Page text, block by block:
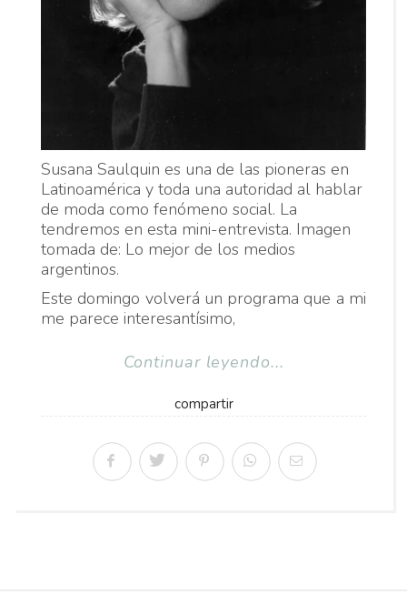
Susana Saulquin es una de las pioneras en
Latinoamérica y toda una autoridad al hablar
de moda como fenómeno social. La
tendremos en esta mini-entrevista. Imagen
tomada de: Lo mejor de los medios
argentinos.
Este domingo volverá un programa que a mi
me parece interesantísimo,
Continuar leyendo...
compartir